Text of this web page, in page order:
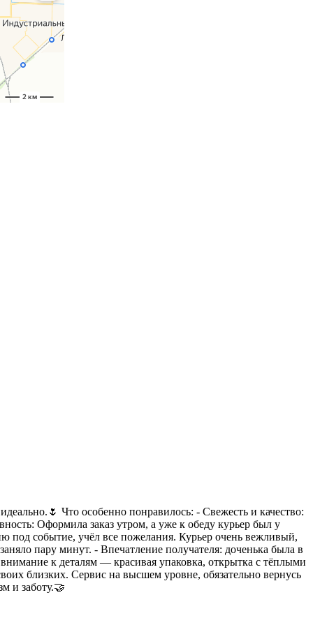
Что особенно понравилось: - Свежесть и качество:
Оформила заказ утром, а уже к обеду курьер был у
под событие, учёл все пожелания. Курьер очень вежливый,
пару минут. - Впечатление получателя: доченька была в
к деталям — красивая упаковка, открытка с тёплыми
близких. Сервис на высшем уровне, обязательно вернусь
и заботу.🤝